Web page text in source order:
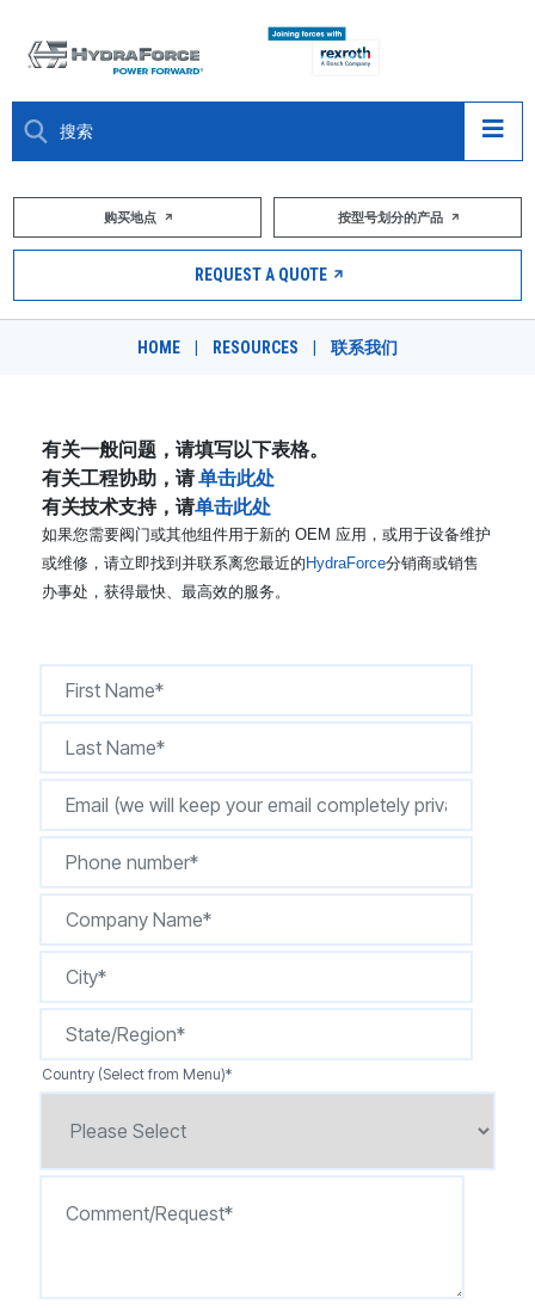
大约关于
市场
职业
DESIGN TOOLS
CONTACT
购买地点
购买地点 按型号划分的产品
REQUEST A QUOTE
HOME RESOURCES 联系我们
有关一般问题，请填写以下表格。
有关工程协助，请单击此处
有关技术支持，请单击此处
如果您需要阀门或其他组件用于新的 OEM 应用，或用于设备维护
或维修，请立即找到并联系离您最近的 HydraForce分销商或销售
办事处，获得最快、最高效的服务。
Country (Select from Menu)*